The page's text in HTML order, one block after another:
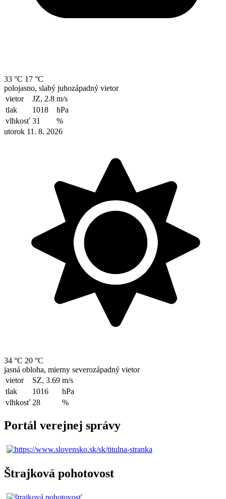
33 °C 17 °C
polojasno, slabý juhozápadný vietor
vietor
JZ, 2.8 m/s
tlak
1018
hPa
vlhkosť 31
%
utorok 11. 8. 2026
34 °C 20 °C
jasná obloha, mierny severozápadný vietor
vietor
SZ, 3.69 m/s
tlak
1016
hPa
vlhkosť 28 %
Portál verejnej správy
Štrajková pohotovost